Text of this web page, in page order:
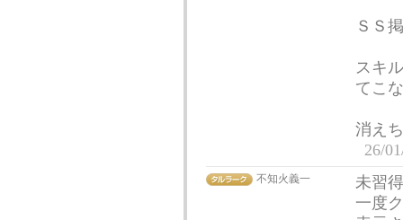
ＳＳ
スキ
てこ
消え
26/
不知火義一
未習
一度